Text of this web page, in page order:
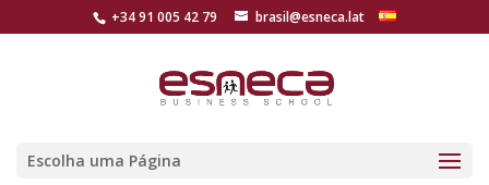
+34 91 005 42 79 brasil@esneca.lat
Escolha uma Página